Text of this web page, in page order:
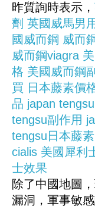
昨質詢時表示，
劑 英國威馬男
國威而鋼 威而
威而鋼viagra
格 美國威而鋼
買 日本藤素價
品 japan tengsu
tengsu副作用
tengsu日本藤素
cialis 美國犀利
士效果
除了中國地圖
漏洞，軍事敏